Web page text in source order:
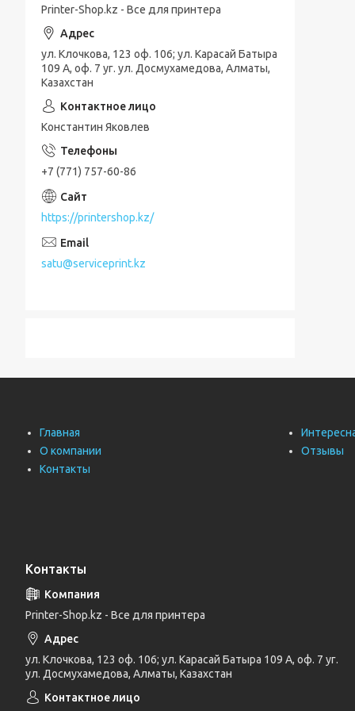
Printer-Shop.kz - Все для принтера
ул. Клочкова, 123 оф. 106; ул. Карасай Батыра
109 А, оф. 7 уг. ул. Досмухамедова, Алматы,
Казахстан
Константин Яковлев
+7 (771) 757-60-86
https://printershop.kz/
satu@serviceprint.kz
Главная
О компании
Контакты
Отзывы
Контакты
Printer-Shop.kz - Все для принтера
ул. Клочкова, 123 оф. 106; ул. Карасай Батыра 109 А, оф. 7 уг.
ул. Досмухамедова, Алматы, Казахстан